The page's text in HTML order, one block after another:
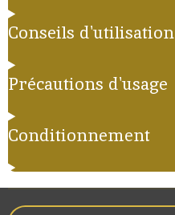
Conseils d'utilisation
Précautions d'usage
Conditionnement